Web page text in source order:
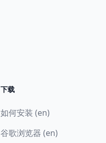
下载
如何安装 (en)
谷歌浏览器 (en)